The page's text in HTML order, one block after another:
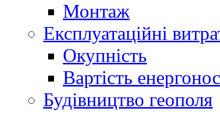
Монтаж
Експлуатаційні
Окупність
Вартість
Будівництво геополя